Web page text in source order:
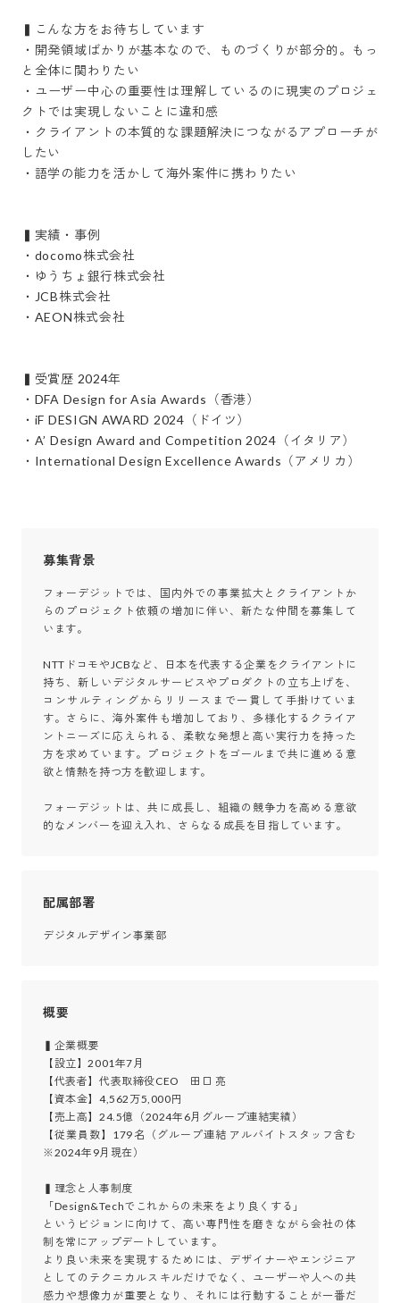
▍こんな方をお待ちしています
・開発領域ばかりが基本なので、ものづくりが部分的。もっ
と全体に関わりたい
・ユーザー中心の重要性は理解しているのに現実のプロジェ
クトでは実現しないことに違和感
・クライアントの本質的な課題解決につながるアプローチが
したい
・語学の能力を活かして海外案件に携わりたい
▍実績・事例
・docomo株式会社
・ゆうちょ銀行株式会社
・JCB株式会社
・AEON株式会社
▍受賞歴 2024年
・DFA Design for Asia Awards（香港）
・iF DESIGN AWARD 2024（ドイツ）
・A’ Design Award and Competition 2024（イタリア）
・International Design Excellence Awards（アメリカ）
募集背景
フォーデジットでは、国内外での事業拡大とクライアントか
らのプロジェクト依頼の増加に伴い、新たな仲間を募集して
います。
NTTドコモやJCBなど、日本を代表する企業をクライアントに
持ち、新しいデジタルサービスやプロダクトの立ち上げを、
コンサルティングからリリースまで一貫して手掛けていま
す。さらに、海外案件も増加しており、多様化するクライア
ントニーズに応えられる、柔軟な発想と高い実行力を持った
方を求めています。プロジェクトをゴールまで共に進める意
欲と情熱を持つ方を歓迎します。
フォーデジットは、共に成長し、組織の競争力を高める意欲
的なメンバーを迎え入れ、さらなる成長を目指しています。
配属部署
デジタルデザイン事業部
概要
▍企業概要
【設立】2001年7月
【代表者】代表取締役CEO　田口 亮
【資本金】4,562万5,000円
【売上高】24.5億（2024年6月グループ連結実績）
【従業員数】179名（グループ連結 アルバイトスタッフ含む
※2024年9月現在）
▍理念と人事制度
「Design&Techでこれからの未来をより良くする」
というビジョンに向けて、高い専門性を磨きながら会社の体
制を常にアップデートしています。
より良い未来を実現するためには、デザイナーやエンジニア
としてのテクニカルスキルだけでなく、ユーザーや人への共
感力や想像力が重要となり、それには行動することが一番だ